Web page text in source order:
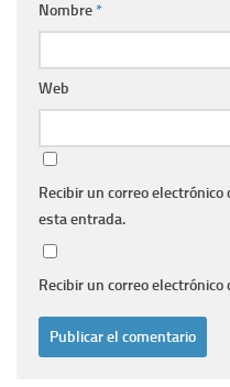
Nombre*
Web
Recibir un correo
esta entrada.
Recibir un correo